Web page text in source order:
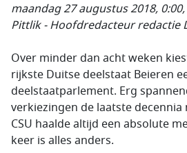
maandag 27 augustus 2018, 0:00
Pittlik - Hoofdredacteur redactie
Over minder dan acht weken
rijkste Duitse deelstaat Beieren
deelstaatparlement. Erg
verkiezingen de laatste
CSU haalde altijd een absolute
keer is alles anders.